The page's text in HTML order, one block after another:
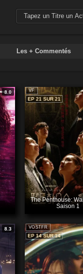
Les + Commentés
8.0
VF
EP 21 SUR 21
The Penthouse:
Saison 1
8.3
VOSTFR
EP 14 SUR 14